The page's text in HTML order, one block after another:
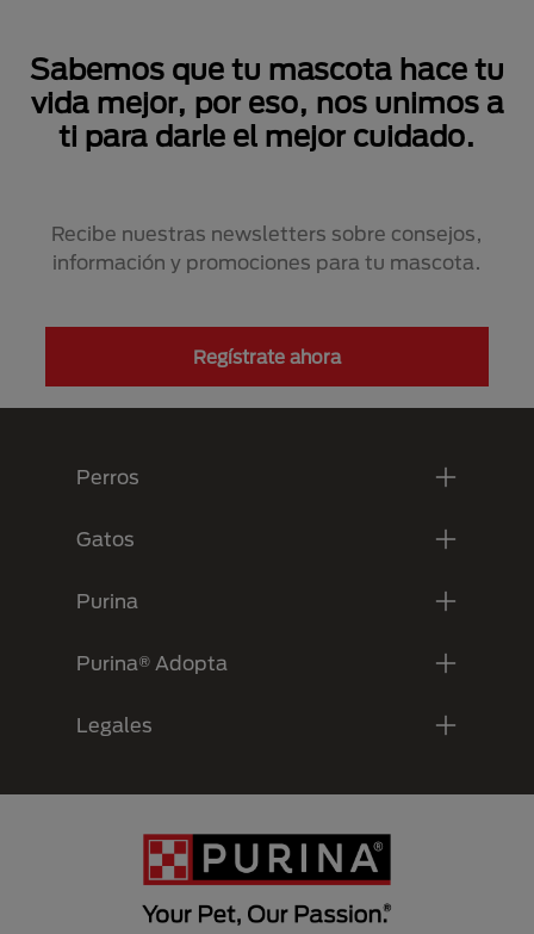
Sabemos que tu mascota hace tu
vida mejor, por eso, nos unimos a
ti para darle el mejor cuidado.
Recibe nuestras newsletters sobre consejos,
información y promociones para tu mascota.
Regístrate ahora
Perros
Gatos
Purina
Purina® Adopta
Legales